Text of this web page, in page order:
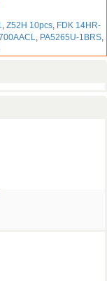
, Z52H 10pcs, FDK 14HR-
, PA5265U-1BRS,